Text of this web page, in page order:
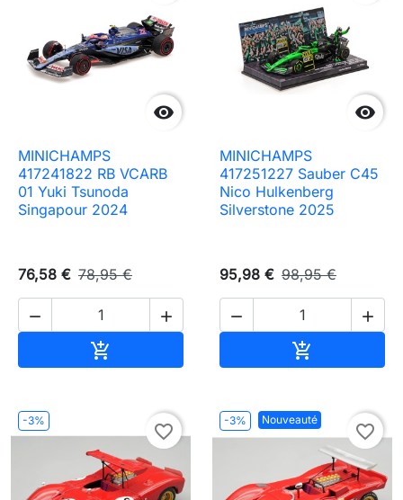

MINICHAMPS
417241822 RB VCARB
01 Yuki Tsunoda
Singapour 2024
76,58 € 78,95 €
 


MINICHAMPS
417251227 Sauber C45
Nico Hulkenberg
Silverstone 2025
95,98 € 98,95 €
 

-3%
favorite_border
-3% Nouveauté
favorite_border